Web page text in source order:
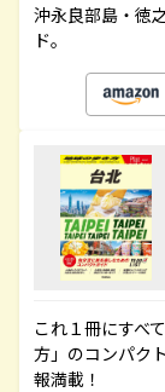
沖永良部島・徳
ド。
これ１冊にすべ
方」のコンパク
報満載！